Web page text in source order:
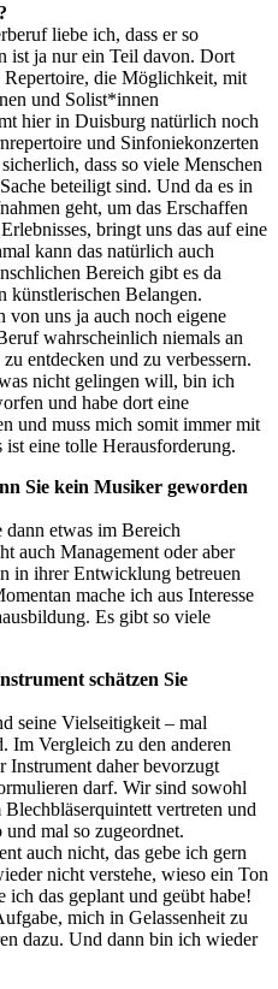
liebe ich, dass er so
ist ja nur ein Teil davon. Dort
Repertoire, die Möglichkeit, mit
und Solist*innen
hier in Duisburg natürlich noch
und Sinfoniekonzerten
dass so viele Menschen
beteiligt sind. Und da es in
geht, um das Erschaffen
bringt uns das auf eine
kann das natürlich auch
Bereich gibt es da
künstlerischen Belangen.
von uns ja auch noch eigene
wahrscheinlich niemals an
entdecken und zu verbessern.
nicht gelingen will, bin ich
und habe dort eine
und muss mich somit immer mit
ist eine tolle Herausforderung.
Sie kein Musiker geworden
etwas im Bereich
auch Management oder aber
in ihrer Entwicklung betreuen
mache ich aus Interesse
Es gibt so viele
schätzen Sie
seine Vielseitigkeit – mal
Im Vergleich zu den anderen
Instrument daher bevorzugt
darf. Wir sind sowohl
vertreten und
mal so zugeordnet.
auch nicht, das gebe ich gern
nicht verstehe, wieso ein Ton
ich das geplant und geübt habe!
mich in Gelassenheit zu
dazu. Und dann bin ich wieder